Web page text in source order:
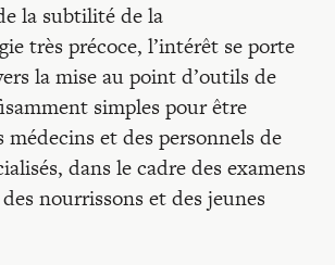
la subtilité de la
très précoce, l’intérêt se porte
la mise au point d’outils de
simples pour être
médecins et des personnels de
dans le cadre des examens
nourrissons et des jeunes